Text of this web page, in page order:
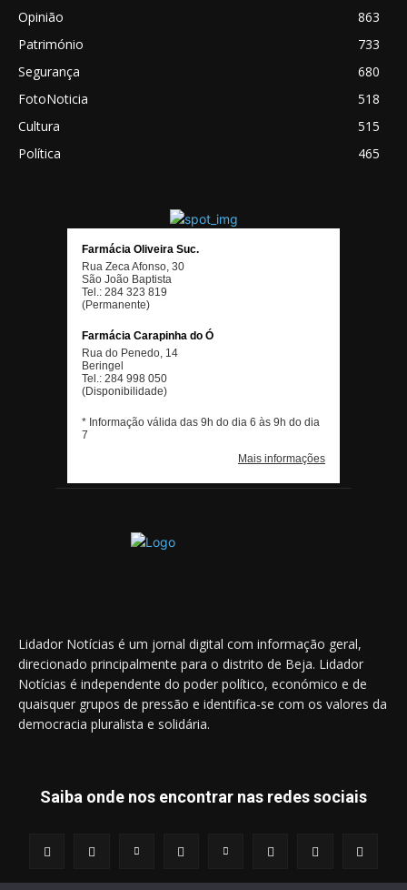
Opinião
863
Património
733
Segurança
680
FotoNoticia
518
Cultura
515
Política
465
Lidador Notícias é um jornal digital com informação geral,
direcionado principalmente para o distrito de Beja. Lidador
Notícias é independente do poder político, económico e de
quaisquer grupos de pressão e identifica-se com os valores da
democracia pluralista e solidária.
Saiba onde nos encontrar nas redes sociais